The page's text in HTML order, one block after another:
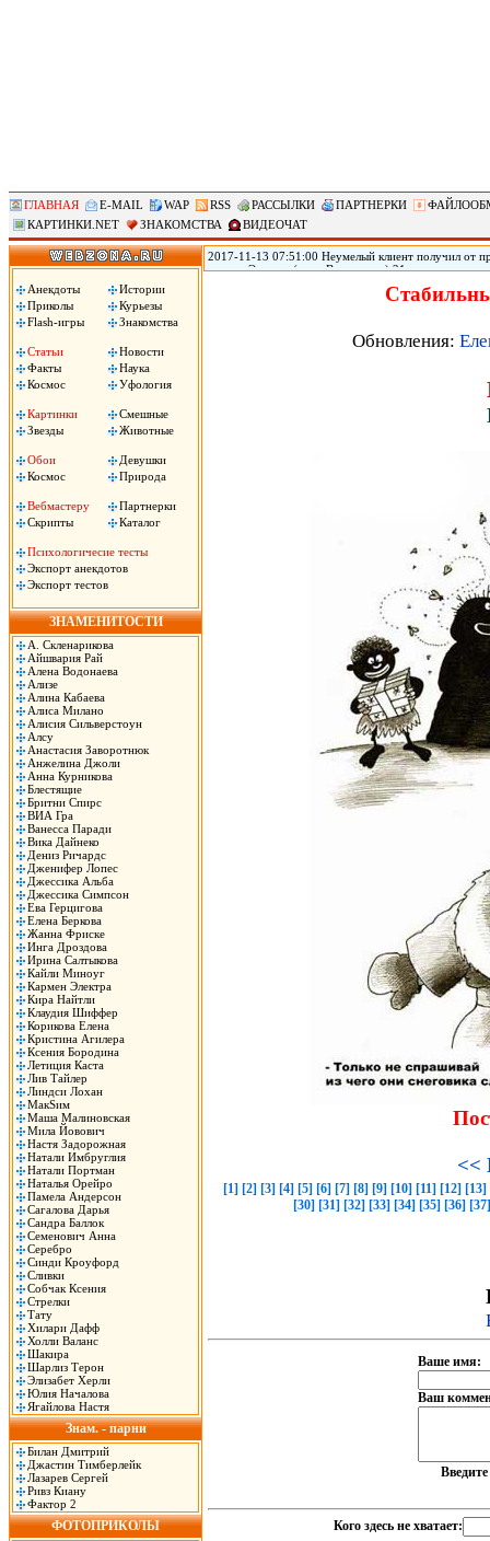
ГЛАВНАЯ E-MAIL WAP RSS РАССЫЛКИ ПАРТНЕРКИ
КАРТИНКИ.NET
ЗНАКОМСТВА ВИДЕОЧАТ
Анекдоты
Истории
Приколы
Курьезы
Flash-игры
Знакомства
Статьи
Новости
Факты
Наука
Космос
Уфология
Картинки
Смешные
Звезды
Животные
Обои
Девушки
Космос
Природа
Вебмастеру
Партнерки
Скрипты
Каталог
Психологичесие тесты
Экспорт анекдотов
Экспорт тестов
ЗНАМЕНИТОСТИ
А. Скленарикова
Айшвария Рай
Алена Водонаева
Ализе
Алина Кабаева
Алиса Милано
Алисия Сильверстоун
Алсу
Анастасия Заворотнюк
Анжелина Джоли
Анна Курникова
Блестящие
Бритни Спирс
ВИА Гра
Ванесса Паради
Вика Дайнеко
Дениз Ричардс
Дженифер Лопес
Джессика Альба
Джессика Симпсон
Ева Герцигова
Елена Беркова
Жанна Фриске
Инга Дроздова
Ирина Салтыкова
Кайли Миноуг
Кармен Электра
Кира Найтли
Клаудия Шиффер
Корикова Елена
Кристина Агилера
Ксения Бородина
Летиция Каста
Лив Тайлер
Линдси Лохан
МакSим
Маша Малиновская
Мила Йовович
Настя Задорожная
Натали Имбруглия
Натали Портман
Наталья Орейро
Памела Андерсон
Сагалова Дарья
Сандра Баллок
Семенович Анна
Серебро
Синди Кроуфорд
Сливки
Собчак Ксения
Стрелки
Тату
Хилари Дафф
Холли Валанс
Шакира
Шарлиз Терон
Элизабет Херли
Юлия Началова
Ягайлова Настя
Знам. - парни
Билан Дмитрий
Джастин Тимберлейк
Лазарев Сергей
Ривз Киану
Фактор 2
ФОТОПРИКОЛЫ
2017-11-13 07:51:00 Неумелый клиент получил от
городе Эверетт (штат Вашингтон) 21-летняя
Пули застряли у него в голове, он не может
Обновления:
<<
[1] [2] [3] [4] [5] [6] [7] [8] [9] [10] [11] [12] [13]
[30] [31] [32] [33] [34] [35] [36] [37]
Ваше имя:
Ваш
Кого здесь не хватает: